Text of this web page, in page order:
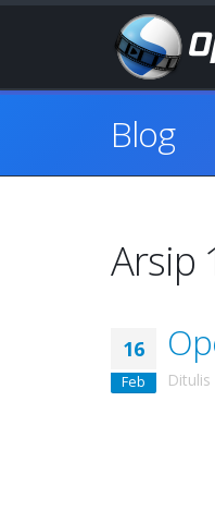
Blog
Arsip
16
Feb Ditulis